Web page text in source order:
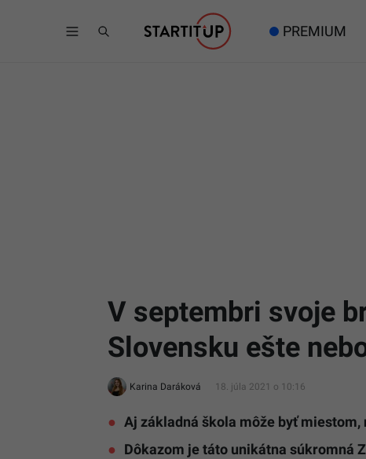
PREMIUM
V septembri svoje
Slovensku ešte
Karina Daráková 18. júla 2021 o 10:16
Aj základná škola môže byť
Dôkazom je táto unikátna súkromná